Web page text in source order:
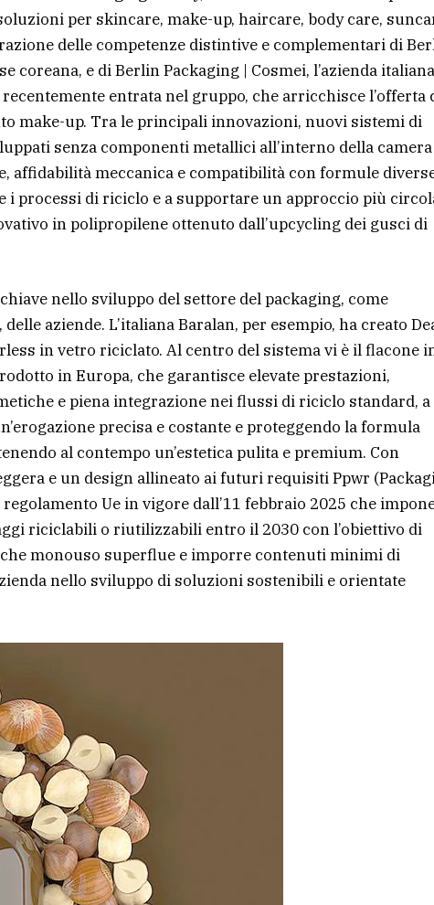
per skincare, make-up, haircare, body care,
delle competenze distintive e complementari di
coreana, e di Berlin Packaging | Cosmei, l’azienda italiana
entrata nel gruppo, che arricchisce l’offerta
make-up. Tra le principali innovazioni, nuovi sistemi di
senza componenti metallici all’interno della
affidabilità meccanica e compatibilità con formule
i processi di riciclo e a supportare un approccio più
in polipropilene ottenuto dall’upcycling dei gusci di
nello sviluppo del settore del packaging, come
aziende. L’italiana Baralan, per esempio, ha creato
in vetro riciclato. Al centro del sistema vi è il flacone
in Europa, che garantisce elevate prestazioni,
e piena integrazione nei flussi di riciclo standard, a
precisa e costante e proteggendo la formula
al contempo un’estetica pulita e premium. Con
e un design allineato ai futuri requisiti Ppwr
Ue in vigore dall’11 febbraio 2025 che
riciclabili o riutilizzabili entro il 2030 con l’obiettivo di
monouso superflue e imporre contenuti minimi di
nello sviluppo di soluzioni sostenibili e orientate